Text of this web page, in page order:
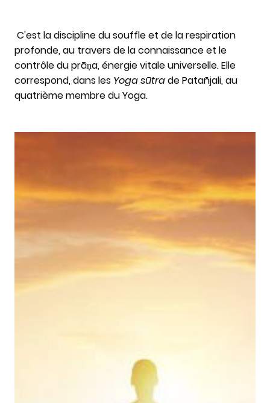
C'est la discipline du souffle et de la respiration
profonde, au travers de la connaissance et le
contrôle du prāṇa, énergie vitale universelle. Elle
correspond, dans les Yoga sūtrade Patañjali, au
quatrième membre du Yoga.